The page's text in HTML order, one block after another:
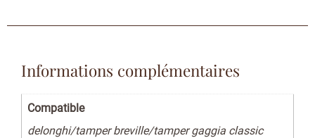
Informations complémentaires
Compatible
delonghi/tamper breville/tamper gaggia classic